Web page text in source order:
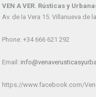
VEN A VER. Rústicas y
Av. de la Vera 15. Villanueva de
Phone: +34 666 621 292
Email:
https://www.facebook.com/